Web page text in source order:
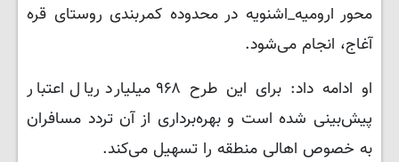
محور ارومیه_اشنویه در محدوده کمربندی روستای قره
آغاج، انجام می‌شود.
او ادامه داد: برای این طرح ۹۶۸ میلیارد ریال اعتبار
پیش‌بینی شده است و بهره‌برداری از آن تردد مسافران
به خصوص اهالی منطقه را تسهیل می‌کند.